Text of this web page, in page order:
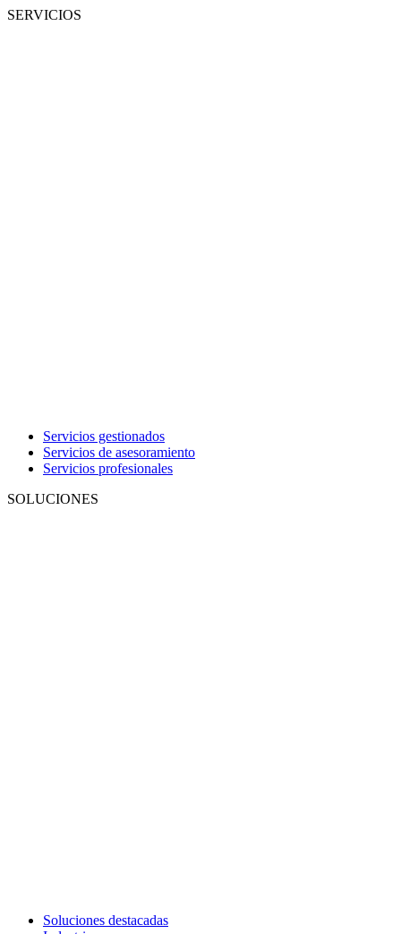
SERVICIOS
Servicios gestionados
Servicios de asesoramiento
Servicios profesionales
SOLUCIONES
Soluciones destacadas